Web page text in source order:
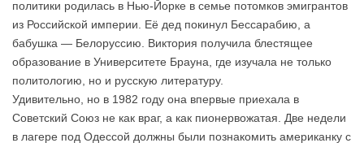
политики родилась в Нью-Йорке в семье потомков эмигрантов
из Российской империи. Её дед покинул Бессарабию, а
бабушка — Белоруссию. Виктория получила блестящее
образование в Университете Брауна, где изучала не только
политологию, но и русскую литературу.
Удивительно, но в 1982 году она впервые приехала в
Советский Союз не как враг, а как пионервожатая. Две недели
в лагере под Одессой должны были познакомить американку с